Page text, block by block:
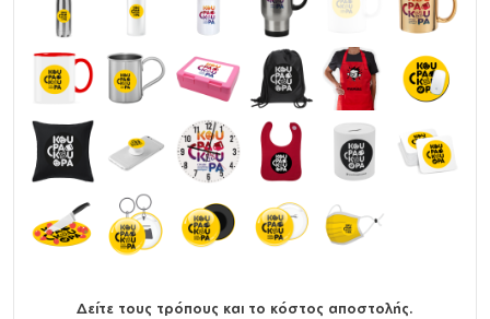
Δείτε τους τρόπους και το κόστος αποστολής.